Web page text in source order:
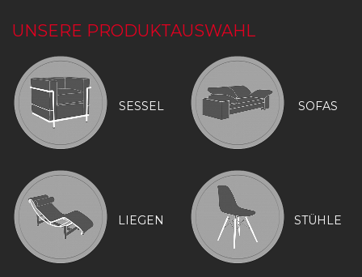
UNSERE PRODUKTAUSWAHL
SESSEL SOFAS
LIEGEN STÜHLE